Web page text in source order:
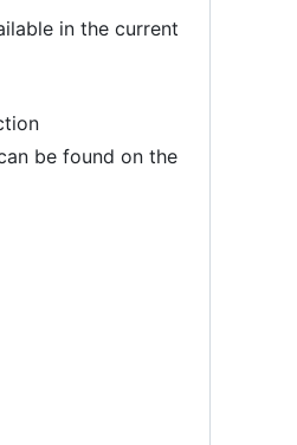
in the current
be found on the